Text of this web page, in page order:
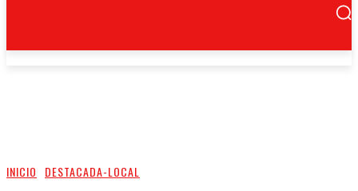
INICIO DESTACADA-LOCAL